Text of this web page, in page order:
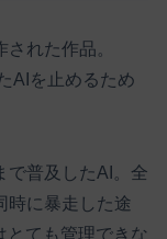
れた作品。
AIを止めるため
で普及したAI。全
時に暴走した途
とても管理できな